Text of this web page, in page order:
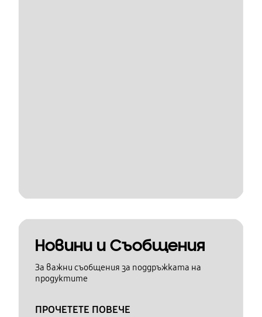
Новини и Съобщения
За важни съобщения за поддръжката на
продуктите
ПРОЧЕТЕТЕ ПОВЕЧЕ